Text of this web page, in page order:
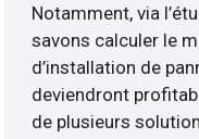
Notamment, via
savons calculer le
d’installation de
deviendront
de plusieurs